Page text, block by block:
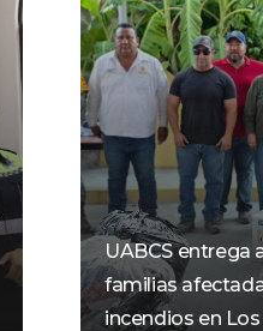
UABCS entrega
familias
incendios en Los